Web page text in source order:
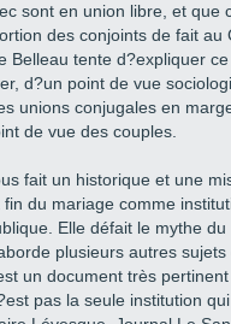
sont en union libre, et que
des conjoints de fait au
Belleau tente d?expliquer
d?un point de vue
unions conjugales en
de vue des couples.
fait un historique et une
du mariage comme
Elle défait le mythe
plusieurs autres
un document très
pas la seule institution